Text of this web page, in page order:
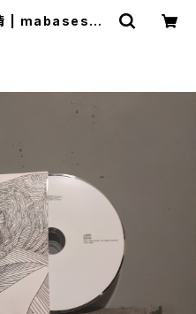
| mabasesho